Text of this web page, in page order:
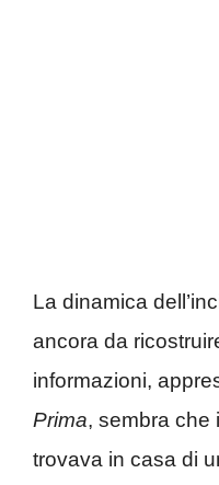
La dinamica
ancora da
informazioni,
Prima, sembra che
trovava in casa di